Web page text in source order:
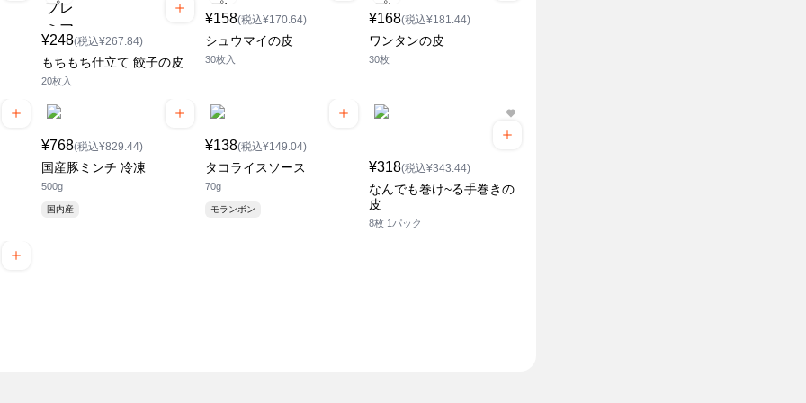
¥248(税込¥267.84)
もちもち仕立て 餃子の皮
20枚入
¥158(税込¥170.64)
シュウマイの皮
30枚入
¥168(税込¥181.44)
ワンタンの皮
30枚
¥768(税込¥829.44)
国産豚ミンチ 冷凍
500g
国内産
¥138(税込¥149.04)
タコライスソース
70g
モランボン
¥318(税込¥343.44)
なんでも巻け~る手巻きの
皮
8枚 1パック